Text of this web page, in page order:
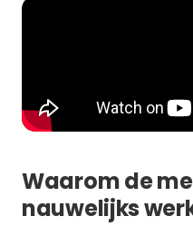
Waarom de
nauwelijks